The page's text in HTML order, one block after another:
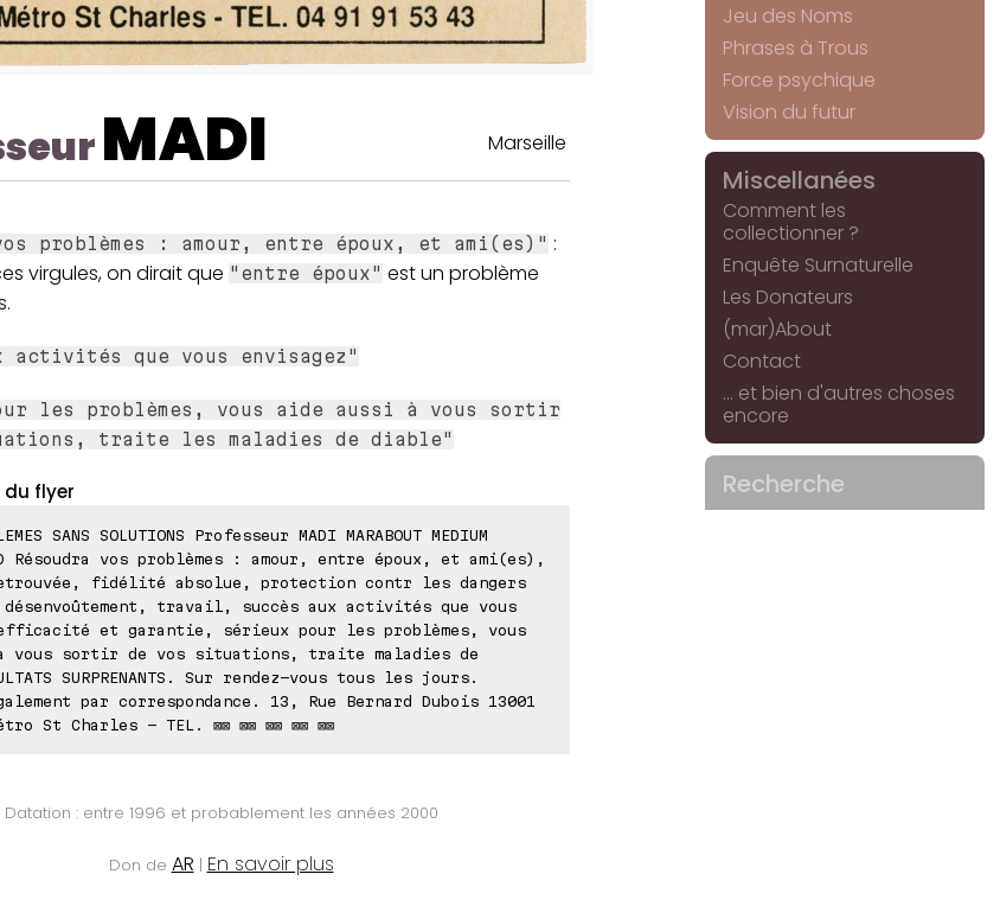
MADI Marseille
problèmes : amour, entre époux, et ami(es)" :
virgules, on dirait que "entre époux" est un problème
activités que vous envisagez"
les problèmes, vous aide aussi à vous sortir
traite les maladies de diable"
du flyer
SANS SOLUTIONS Professeur MADI MARABOUT MEDIUM
Résoudra vos problèmes : amour, entre époux, et ami(es),
fidélité absolue, protection contr les dangers
désenvoûtement, travail, succès aux activités que vous
et garantie, sérieux pour les problèmes, vous
vous sortir de vos situations, traite maladies de
SURPRENANTS. Sur rendez-vous tous les jours.
par correspondance. 13, Rue Bernard Dubois 13001
St Charles - TEL. ⊠⊠ ⊠⊠ ⊠⊠ ⊠⊠ ⊠⊠
Datation : entre 1996 et probablement les années 2000
Don de AR | En savoir plus
Jeu des Noms
Phrases à Trous
Force psychique
Vision du futur
Miscellanées
Comment les
collectionner ?
Enquête Surnaturelle
Les Donateurs
(mar)About
Contact
... et bien d'autres choses
encore
Recherche